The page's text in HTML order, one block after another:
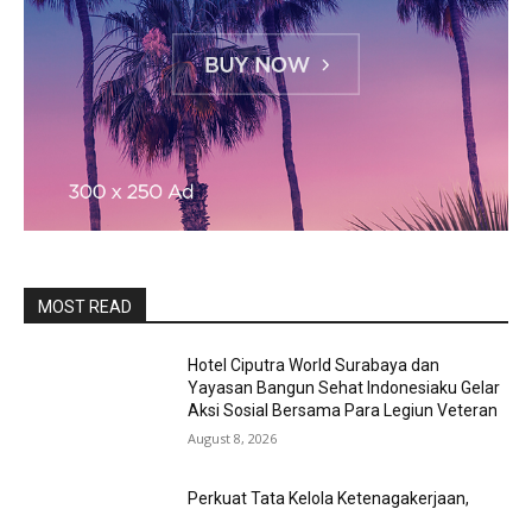
MOST READ
Hotel Ciputra World Surabaya dan
Yayasan Bangun Sehat Indonesiaku Gelar
Aksi Sosial Bersama Para Legiun Veteran
August 8, 2026
Perkuat Tata Kelola Ketenagakerjaan,